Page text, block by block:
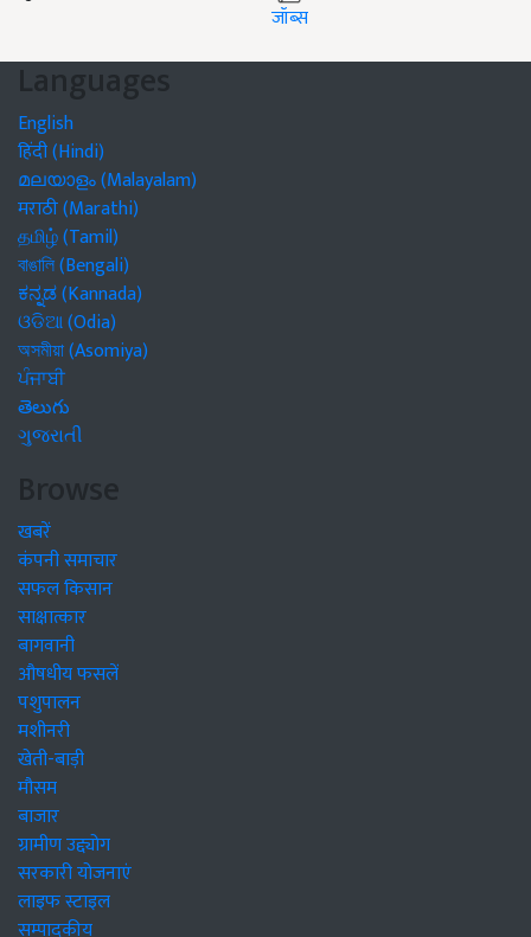
जॉब्स
Languages
English
हिंदी (Hindi)
മലയാളം (Malayalam)
मराठी (Marathi)
தமிழ் (Tamil)
বাঙালি (Bengali)
ಕನ್ನಡ (Kannada)
ଓଡିଆ (Odia)
অসমীয়া (Asomiya)
ਪੰਜਾਬੀ
తెలుగు
ગુજરાતી
Browse
खबरें
कंपनी समाचार
सफल किसान
साक्षात्कार
बागवानी
औषधीय फसलें
पशुपालन
मशीनरी
खेती-बाड़ी
मौसम
बाजार
ग्रामीण उद्द्योग
सरकारी योजनाएं
लाइफ स्टाइल
सम्पादकीय